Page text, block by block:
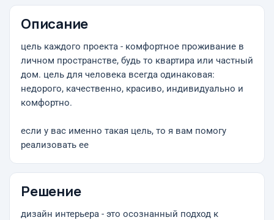
Описание
цель каждого проекта - комфортное проживание в
личном пространстве, будь то квартира или частный
дом. цель для человека всегда одинаковая:
недорого, качественно, красиво, индивидуально и
комфортно.
если у вас именно такая цель, то я вам помогу
реализовать ее
Решение
дизайн интерьера - это осознанный подход к